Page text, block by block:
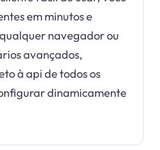
em minutos e
navegador ou
avançados,
à api de todos os
dinamicamente